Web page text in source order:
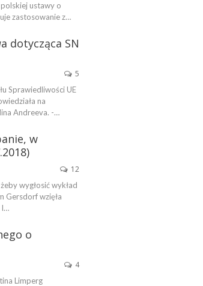
ustawy o
zastosowanie z…
dotycząca SN
5
Sprawiedliwości UE
na
Andreeva. -…
w
12
wygłosić wykład
Gersdorf wzięła
I…
o
4
Limperg